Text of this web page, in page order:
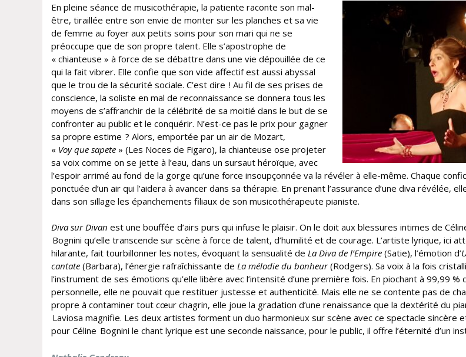
En pleine séance de musicothérapie, la patiente raconte son mal-
être, tiraillée entre son envie de monter sur les planches et sa vie
de femme au foyer aux petits soins pour son mari qui ne se
préoccupe que de son propre talent. Elle s’apostrophe de
« chianteuse » à force de se débattre dans une vie dépouillée de ce
qui la fait vibrer. Elle confie que son vide affectif est aussi abyssal
que le trou de la sécurité sociale. C’est dire ! Au fil de ses prises de
conscience, la soliste en mal de reconnaissance se donnera tous les
moyens de s’affranchir de la célébrité de sa moitié dans le but de se
confronter au public et le conquérir. N’est-ce pas le prix pour gagner
sa propre estime ? Alors, emportée par un air de Mozart,
« Voy que sapete » (Les Noces de Figaro), la chianteuse ose projeter
sa voix comme on se jette à l’eau, dans un sursaut héroïque, avec
l’espoir arrimé au fond de la gorge qu’une force insoupçonnée va la révéler à elle-même. Chaque
ponctuée d’un air qui l’aidera à avancer dans sa thérapie. En prenant l’assurance d’une diva révélée,
dans son sillage les épanchements filiaux de son musicothérapeute pianiste.
Diva sur Divan est une bouffée d’airs purs qui infuse le plaisir. On le doit aux blessures intimes de
Bognini qu’elle transcende sur scène à force de talent, d’humilité et de courage. L’artiste lyrique, ici
hilarante, fait tourbillonner les notes, évoquant la sensualité de La Diva de l’Empire (Satie), l’émotion d’
cantate (Barbara), l’énergie rafraîchissante de La mélodie du bonheur(Rodgers). Sa voix à la fois
l’instrument de ses émotions qu’elle libère avec l’intensité d’une première fois. En piochant à 99,99 %
personnelle, elle ne pouvait que restituer justesse et authenticité. Mais elle ne se contente pas de
propre à contaminer tout cœur chagrin, elle joue la gradation d’une renaissance que la dextérité du
Laviosa magnifie. Les deux artistes forment un duo harmonieux sur scène avec ce spectacle sincère
pour Céline Bognini le chant lyrique est une seconde naissance, pour le public, il offre l’éternité d’un